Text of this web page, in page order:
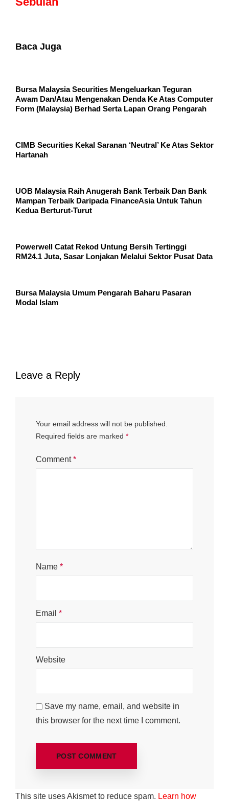
Baca Juga
Bursa Malaysia Securities Mengeluarkan Teguran
Awam Dan/Atau Mengenakan Denda Ke Atas Computer
Form (Malaysia) Berhad Serta Lapan Orang Pengarah
CIMB Securities Kekal Saranan ‘Neutral’ Ke Atas Sektor
Hartanah
UOB Malaysia Raih Anugerah Bank Terbaik Dan Bank
Mampan Terbaik Daripada FinanceAsia Untuk Tahun
Kedua Berturut-Turut
Powerwell Catat Rekod Untung Bersih Tertinggi
RM24.1 Juta, Sasar Lonjakan Melalui Sektor Pusat Data
Bursa Malaysia Umum Pengarah Baharu Pasaran
Modal Islam
Leave a Reply
Your email address will not be published.
Required fields are marked *
Comment*
Name *
Email *
Website
Save my name, email, and website in
this browser for the next time I comment.
This site uses Akismet to reduce spam. Learn how